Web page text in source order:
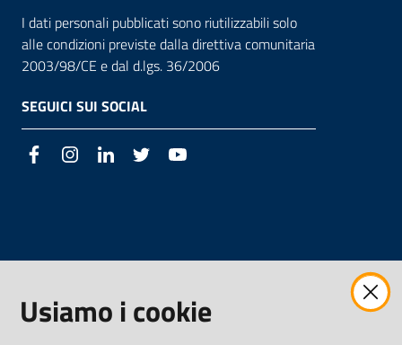
I dati personali pubblicati sono riutilizzabili solo
alle condizioni previste dalla direttiva comunitaria
2003/98/CE e dal d.lgs. 36/2006
SEGUICI SUI SOCIAL
FacebookInstagramLinkedIn Twitter
Usiamo i cookie